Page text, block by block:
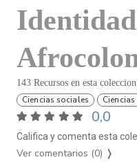
Identidad
143 Recursos en esta coleccion
Ciencias sociales
0,0
Califica y comenta esta
Ver comentarios (0) ❭